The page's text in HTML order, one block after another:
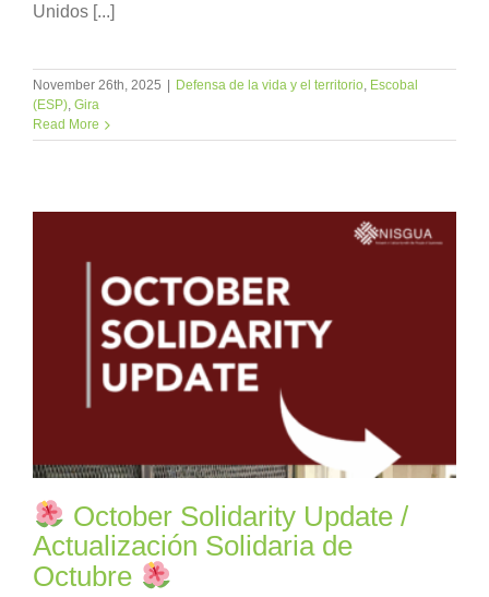
Unidos [...]
November 26th, 2025 | Defensa de la vida y el territorio Escobal
(ESP) Gira
Read More
October Solidarity Update /
Actualización Solidaria de
Octubre